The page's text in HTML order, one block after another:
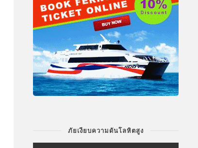
ภัยเงียบความดันโลหิตสูง